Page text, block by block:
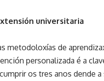
universitaria
metodoloxías de
personalizada é a
os tres anos dende a